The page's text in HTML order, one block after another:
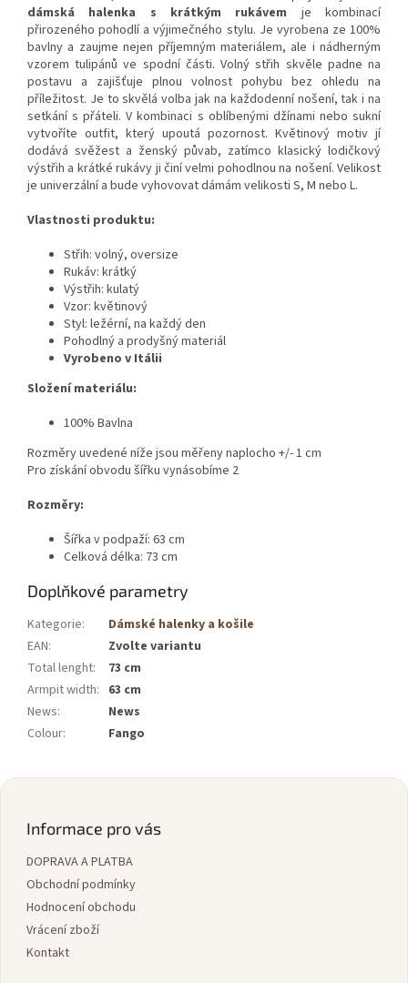
dámská halenka s krátkým rukávem je kombinací
přirozeného pohodlí a výjimečného stylu. Je vyrobena ze 100%
bavlny a zaujme nejen příjemným materiálem, ale i nádherným
vzorem tulipánů ve spodní části. Volný střih skvěle padne na
postavu a zajišťuje plnou volnost pohybu bez ohledu na
příležitost. Je to skvělá volba jak na každodenní nošení, tak i na
setkání s přáteli. V kombinaci s oblíbenými džínami nebo sukní
vytvoříte outfit, který upoutá pozornost. Květinový motiv jí
dodává svěžest a ženský půvab, zatímco klasický lodičkový
výstřih a krátké rukávy ji činí velmi pohodlnou na nošení. Velikost
je univerzální a bude vyhovovat dámám velikosti S, M nebo L.
Vlastnosti produktu:
Střih: volný, oversize
Rukáv: krátký
Výstřih: kulatý
Vzor: květinový
Styl: ležérní, na každý den
Pohodlný a prodyšný materiál
Vyrobeno v Itálii
Složení materiálu:
100% Bavlna
Rozměry uvedené níže jsou měřeny naplocho +/- 1 cm
Pro získání obvodu šířku vynásobíme 2
Rozměry:
Šířka v podpaží: 63 cm
Celková délka: 73 cm
Doplňkové parametry
Kategorie:
Dámské halenky a košile
EAN:
Zvolte variantu
Total lenght:
73 cm
Armpit width: 63 cm
News:
News
Colour: Fango
Z
Informace pro vás
DOPRAVA A PLATBA
Obchodní podmínky
Hodnocení obchodu
Vrácení zboží
Kontakt